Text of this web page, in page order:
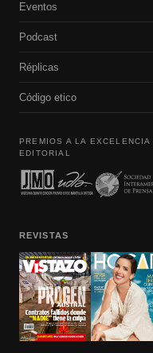
Eventos
Podcast
Réplicas
Código etico
PREMIOS A LA
EDITORIAL
REVISTAS